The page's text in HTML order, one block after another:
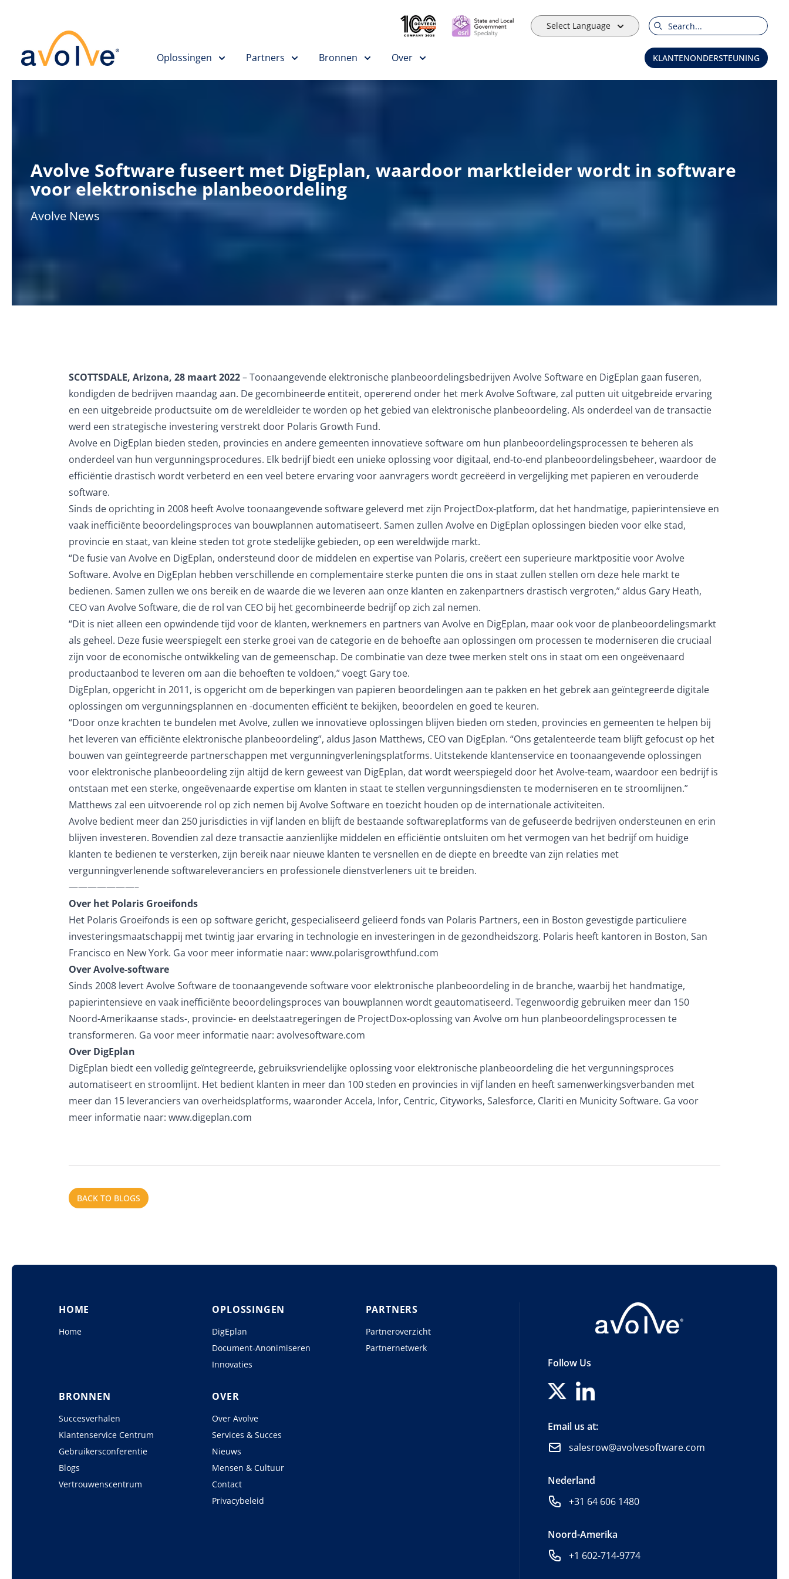
Select Language
Search
Oplossingen
Partners Bronnen Over KLANTENONDERSTEUNING
Avolve Software fuseert met DigEplan, waardoor marktleider wordt in software
voor elektronische planbeoordeling
Avolve News
SCOTTSDALE, Arizona, 28 maart 2022– Toonaangevende elektronische planbeoordelingsbedrijven Avolve Software en DigEplan gaan fuseren,
kondigden de bedrijven maandag aan. De gecombineerde entiteit, opererend onder het merk Avolve Software, zal putten uit uitgebreide ervaring
en een uitgebreide productsuite om de wereldleider te worden op het gebied van elektronische planbeoordeling. Als onderdeel van de transactie
werd een strategische investering verstrekt door Polaris Growth Fund.
Avolve en DigEplan bieden steden, provincies en andere gemeenten innovatieve software om hun planbeoordelingsprocessen te beheren als
onderdeel van hun vergunningsprocedures. Elk bedrijf biedt een unieke oplossing voor digitaal, end-to-end planbeoordelingsbeheer, waardoor de
efficiëntie drastisch wordt verbeterd en een veel betere ervaring voor aanvragers wordt gecreëerd in vergelijking met papieren en verouderde
software.
Sinds de oprichting in 2008 heeft Avolve toonaangevende software geleverd met zijn ProjectDox-platform, dat het handmatige, papierintensieve en
vaak inefficiënte beoordelingsproces van bouwplannen automatiseert. Samen zullen Avolve en DigEplan oplossingen bieden voor elke stad,
provincie en staat, van kleine steden tot grote stedelijke gebieden, op een wereldwijde markt.
“De fusie van Avolve en DigEplan, ondersteund door de middelen en expertise van Polaris, creëert een superieure marktpositie voor Avolve
Software. Avolve en DigEplan hebben verschillende en complementaire sterke punten die ons in staat zullen stellen om deze hele markt te
bedienen. Samen zullen we ons bereik en de waarde die we leveren aan onze klanten en zakenpartners drastisch vergroten,” aldus Gary Heath,
CEO van Avolve Software, die de rol van CEO bij het gecombineerde bedrijf op zich zal nemen.
“Dit is niet alleen een opwindende tijd voor de klanten, werknemers en partners van Avolve en DigEplan, maar ook voor de planbeoordelingsmarkt
als geheel. Deze fusie weerspiegelt een sterke groei van de categorie en de behoefte aan oplossingen om processen te moderniseren die cruciaal
zijn voor de economische ontwikkeling van de gemeenschap. De combinatie van deze twee merken stelt ons in staat om een ongeëvenaard
productaanbod te leveren om aan die behoeften te voldoen,” voegt Gary toe.
DigEplan, opgericht in 2011, is opgericht om de beperkingen van papieren beoordelingen aan te pakken en het gebrek aan geïntegreerde digitale
oplossingen om vergunningsplannen en -documenten efficiënt te bekijken, beoordelen en goed te keuren.
“Door onze krachten te bundelen met Avolve, zullen we innovatieve oplossingen blijven bieden om steden, provincies en gemeenten te helpen bij
het leveren van efficiënte elektronische planbeoordeling”, aldus Jason Matthews, CEO van DigEplan. “Ons getalenteerde team blijft gefocust op het
bouwen van geïntegreerde partnerschappen met vergunningverleningsplatforms. Uitstekende klantenservice en toonaangevende oplossingen
voor elektronische planbeoordeling zijn altijd de kern geweest van DigEplan, dat wordt weerspiegeld door het Avolve-team, waardoor een bedrijf is
ontstaan met een sterke, ongeëvenaarde expertise om klanten in staat te stellen vergunningsdiensten te moderniseren en te stroomlijnen.”
Matthews zal een uitvoerende rol op zich nemen bij Avolve Software en toezicht houden op de internationale activiteiten.
Avolve bedient meer dan 250 jurisdicties in vijf landen en blijft de bestaande softwareplatforms van de gefuseerde bedrijven ondersteunen en erin
blijven investeren. Bovendien zal deze transactie aanzienlijke middelen en efficiëntie ontsluiten om het vermogen van het bedrijf om huidige
klanten te bedienen te versterken, zijn bereik naar nieuwe klanten te versnellen en de diepte en breedte van zijn relaties met
vergunningverlenende softwareleveranciers en professionele dienstverleners uit te breiden.
———————–
Over het Polaris Groeifonds
Het Polaris Groeifonds is een op software gericht, gespecialiseerd gelieerd fonds van Polaris Partners, een in Boston gevestigde particuliere
investeringsmaatschappij met twintig jaar ervaring in technologie en investeringen in de gezondheidszorg. Polaris heeft kantoren in Boston, San
Francisco en New York. Ga voor meer informatie naar:www.polarisgrowthfund.com
Over Avolve-software
Sinds 2008 levert Avolve Software de toonaangevende software voor elektronische planbeoordeling in de branche, waarbij het handmatige,
papierintensieve en vaak inefficiënte beoordelingsproces van bouwplannen wordt geautomatiseerd. Tegenwoordig gebruiken meer dan 150
Noord-Amerikaanse stads-, provincie- en deelstaatregeringen de ProjectDox-oplossing van Avolve om hun planbeoordelingsprocessen te
transformeren. Ga voor meer informatie naar:avolvesoftware.com
Over DigEplan
DigEplan biedt een volledig geïntegreerde, gebruiksvriendelijke oplossing voor elektronische planbeoordeling die het vergunningsproces
automatiseert en stroomlijnt. Het bedient klanten in meer dan 100 steden en provincies in vijf landen en heeft samenwerkingsverbanden met
meer dan 15 leveranciers van overheidsplatforms, waaronder Accela, Infor, Centric, Cityworks, Salesforce, Clariti en Municity Software. Ga voor
meer informatie naar:www.digeplan.com
BACK TO BLOGS
HOME
Home
OPLOSSINGEN
DigEplan
Document-Anonimiseren
Innovaties
PARTNERS
Partneroverzicht
Partnernetwerk
BRONNEN
Succesverhalen
Klantenservice Centrum
Gebruikersconferentie
Blogs
Vertrouwenscentrum
OVER
Over Avolve
Services & Succes
Nieuws
Mensen & Cultuur
Contact
Privacybeleid
Follow Us
Email us at:
salesrow@avolvesoftware.com
Nederland
+31 64 606 1480
Noord-Amerika
+1 602-714-9774